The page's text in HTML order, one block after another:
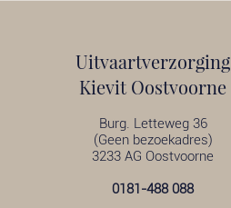
Uitvaartverzorging
Kievit Oostvoorne
Burg. Letteweg 36
(Geen bezoekadres)
3233 AG Oostvoorne
0181-488 088